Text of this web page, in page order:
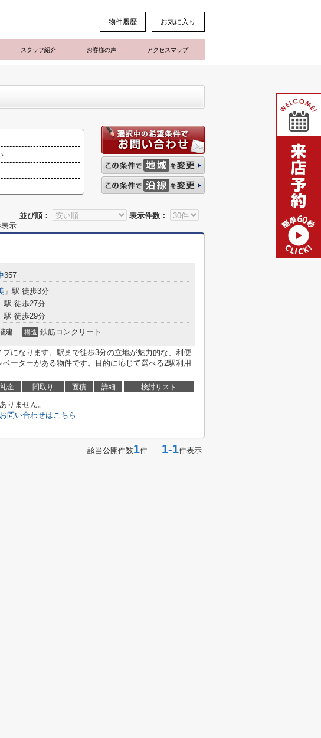
物件履歴 お気に入り
スタッフ紹介 お客様の声 アクセスマップ
並び順： 表示件数：
示
357
」駅 徒歩3分
駅 徒歩27分
駅 徒歩29分
建 構造 鉄筋コンクリート
になります。駅まで徒歩3分の立地が魅力的な、利便
ーターがある物件です。目的に応じて選べる2駅利用
礼金 間取り 面積 詳細 検討リスト
りません。
問い合わせはこちら
該当公開件数1件 1-1件表示